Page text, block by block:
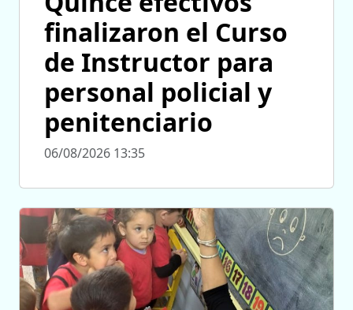
finalizaron el Curso
de Instructor para
personal policial y
penitenciario
06/08/2026 13:35